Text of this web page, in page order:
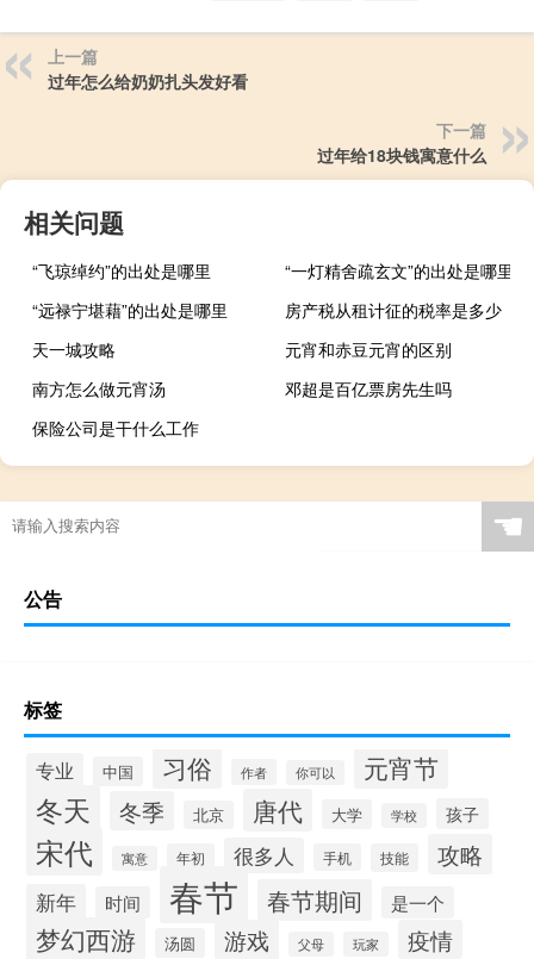
上一篇
过年怎么给奶奶扎头发好看
下一篇
过年给18块钱寓意什么
相关问题
“飞琼绰约”的出处是哪里
“一灯精舍疏玄文”的出处是哪里
“远禄宁堪藉”的出处是哪里
房产税从租计征的税率是多少
天一城攻略
元宵和赤豆元宵的区别
南方怎么做元宵汤
邓超是百亿票房先生吗
保险公司是干什么工作
☚
公告
标签
专业 中国 习俗 作者 你可以 元宵节
冬天 冬季 北京 唐代 大学 学校 孩子
宋代 寓意 年初 很多人 手机 技能 攻略
新年 时间 春节 春节期间 是一个
梦幻西游 汤圆 游戏 父母 玩家 疫情